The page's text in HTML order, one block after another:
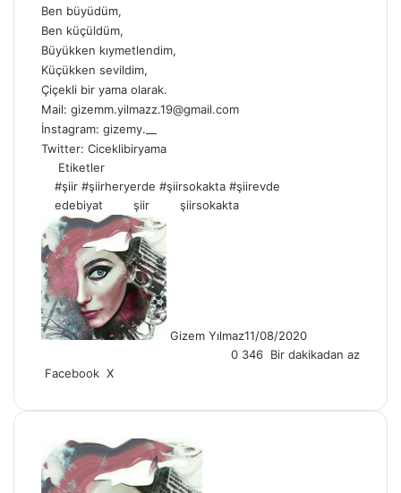
Ben büyüdüm,
Ben küçüldüm,
Büyükken kıymetlendim,
Küçükken sevildim,
Çiçekli bir yama olarak.
Mail: gizemm.yilmazz.19@gmail.com
İnstagram: gizemy.__
Twitter: Ciceklibiryama
Etiketler
#şiir #şiirheryerde #şiirsokakta #şiirevde
edebiyat
şiir şiirsokakta
Gizem Yılmaz11/08/2020
0 346 Bir dakikadan az
Facebook X
ile